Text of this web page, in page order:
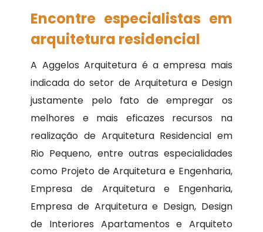
Encontre especialistas em
arquitetura residencial
A Aggelos Arquitetura é a empresa mais
indicada do setor de Arquitetura e Design
justamente pelo fato de empregar os
melhores e mais eficazes recursos na
realização de Arquitetura Residencial em
Rio Pequeno, entre outras especialidades
como Projeto de Arquitetura e Engenharia,
Empresa de Arquitetura e Engenharia,
Empresa de Arquitetura e Design, Design
de Interiores Apartamentos e Arquiteto